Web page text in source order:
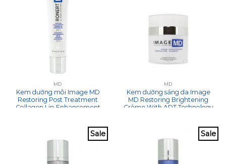
MD
Kem dưỡng môi Image MD
Restoring Post Treatment
Collagen Lip Enhancement
MD
Kem dưỡng sáng da Image
MD Restoring Brightening
Crème With ADT Technology
Sale Sale